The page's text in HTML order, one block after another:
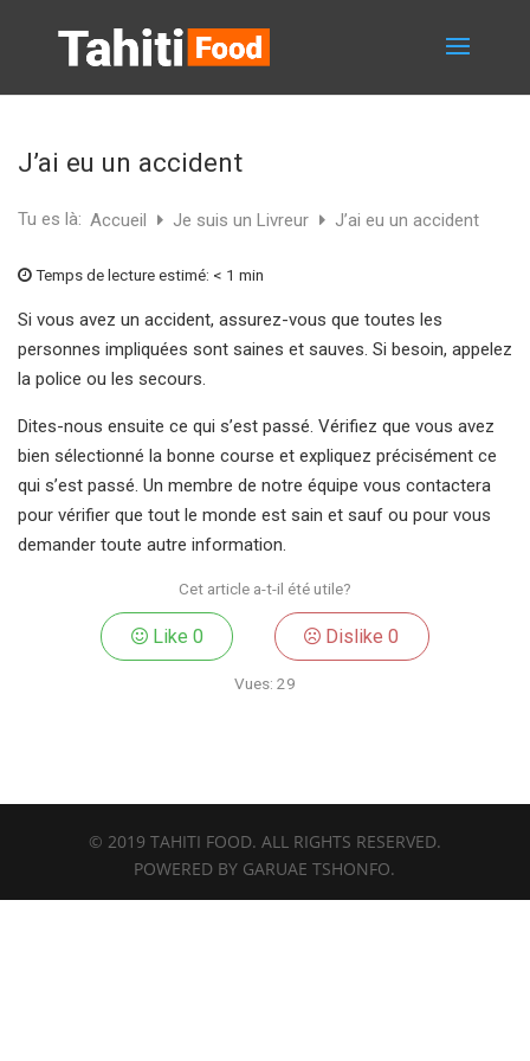
J’ai eu un accident
Tu es là: Accueil Je suis un Livreur J’ai eu un accident
Temps de lecture estimé: < 1 min
Si vous avez un accident, assurez-vous que toutes les
personnes impliquées sont saines et sauves. Si besoin, appelez
la police ou les secours.
Dites-nous ensuite ce qui s’est passé. Vérifiez que vous avez
bien sélectionné la bonne course et expliquez précisément ce
qui s’est passé. Un membre de notre équipe vous contactera
pour vérifier que tout le monde est sain et sauf ou pour vous
demander toute autre information.
Cet article a-t-il été utile?
Like 0 Dislike0
Vues: 29
© 2019 TAHITI FOOD. ALL RIGHTS RESERVED.
POWERED BY GARUAE TSHONFO.